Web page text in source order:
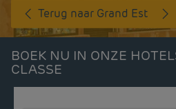
Terug naar Grand Est
BOEK NU IN ONZE
CLASSE